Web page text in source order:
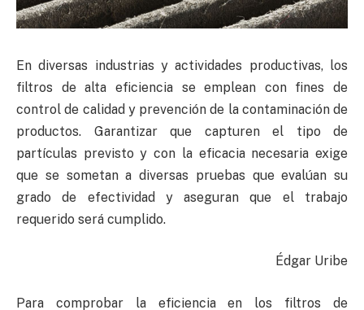
En diversas industrias y actividades productivas, los
filtros de alta eficiencia se emplean con fines de
control de calidad y prevención de la contaminación de
productos. Garantizar que capturen el tipo de
partículas previsto y con la eficacia necesaria exige
que se sometan a diversas pruebas que evalúan su
grado de efectividad y aseguran que el trabajo
requerido será cumplido.
Édgar Uribe
Para comprobar la eficiencia en los filtros de